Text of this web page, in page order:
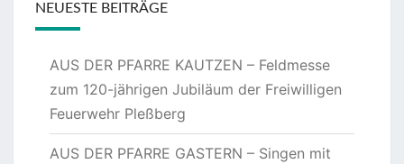
NEUESTE BEITRÄGE
AUS DER PFARRE KAUTZEN – Feldmesse
zum 120-jährigen Jubiläum der Freiwilligen
Feuerwehr Pleßberg
AUS DER PFARRE GASTERN – Singen mit